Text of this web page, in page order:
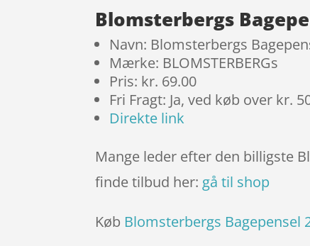
Blomsterbergs
Navn: Blomsterbergs
Mærke: BLOMSTERBERGs
Pris: kr. 69.00
Fri Fragt: Ja, ved køb over kr.
Direkte link
Mange leder efter den billigste
finde tilbud her: gå til shop
Køb Blomsterbergs Bagepensel